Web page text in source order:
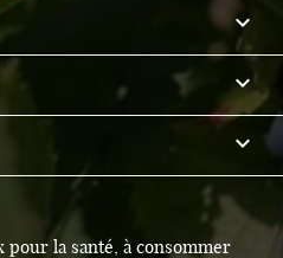


keyboard_arrow_down
pour la santé, à consommer